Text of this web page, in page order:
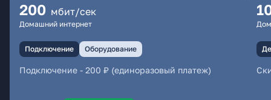
200 мбит/сек
Домашний интернет
Подключение Оборудование
Подключение - 200 ₽ (единоразовый платеж)